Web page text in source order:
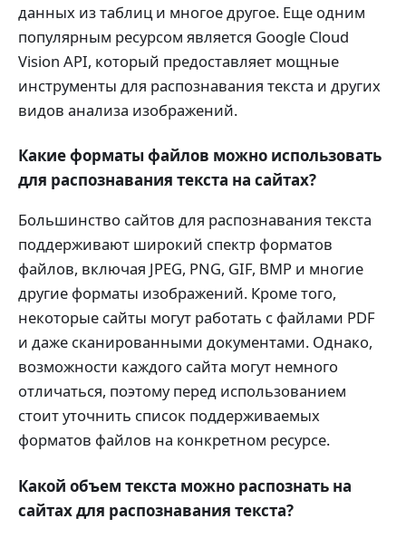
данных из таблиц и многое другое. Еще одним
популярным ресурсом является Google Cloud
Vision API, который предоставляет мощные
инструменты для распознавания текста и других
видов анализа изображений.
Какие форматы файлов можно использовать
для распознавания текста на сайтах?
Большинство сайтов для распознавания текста
поддерживают широкий спектр форматов
файлов, включая JPEG, PNG, GIF, BMP и многие
другие форматы изображений. Кроме того,
некоторые сайты могут работать с файлами PDF
и даже сканированными документами. Однако,
возможности каждого сайта могут немного
отличаться, поэтому перед использованием
стоит уточнить список поддерживаемых
форматов файлов на конкретном ресурсе.
Какой объем текста можно распознать на
сайтах для распознавания текста?